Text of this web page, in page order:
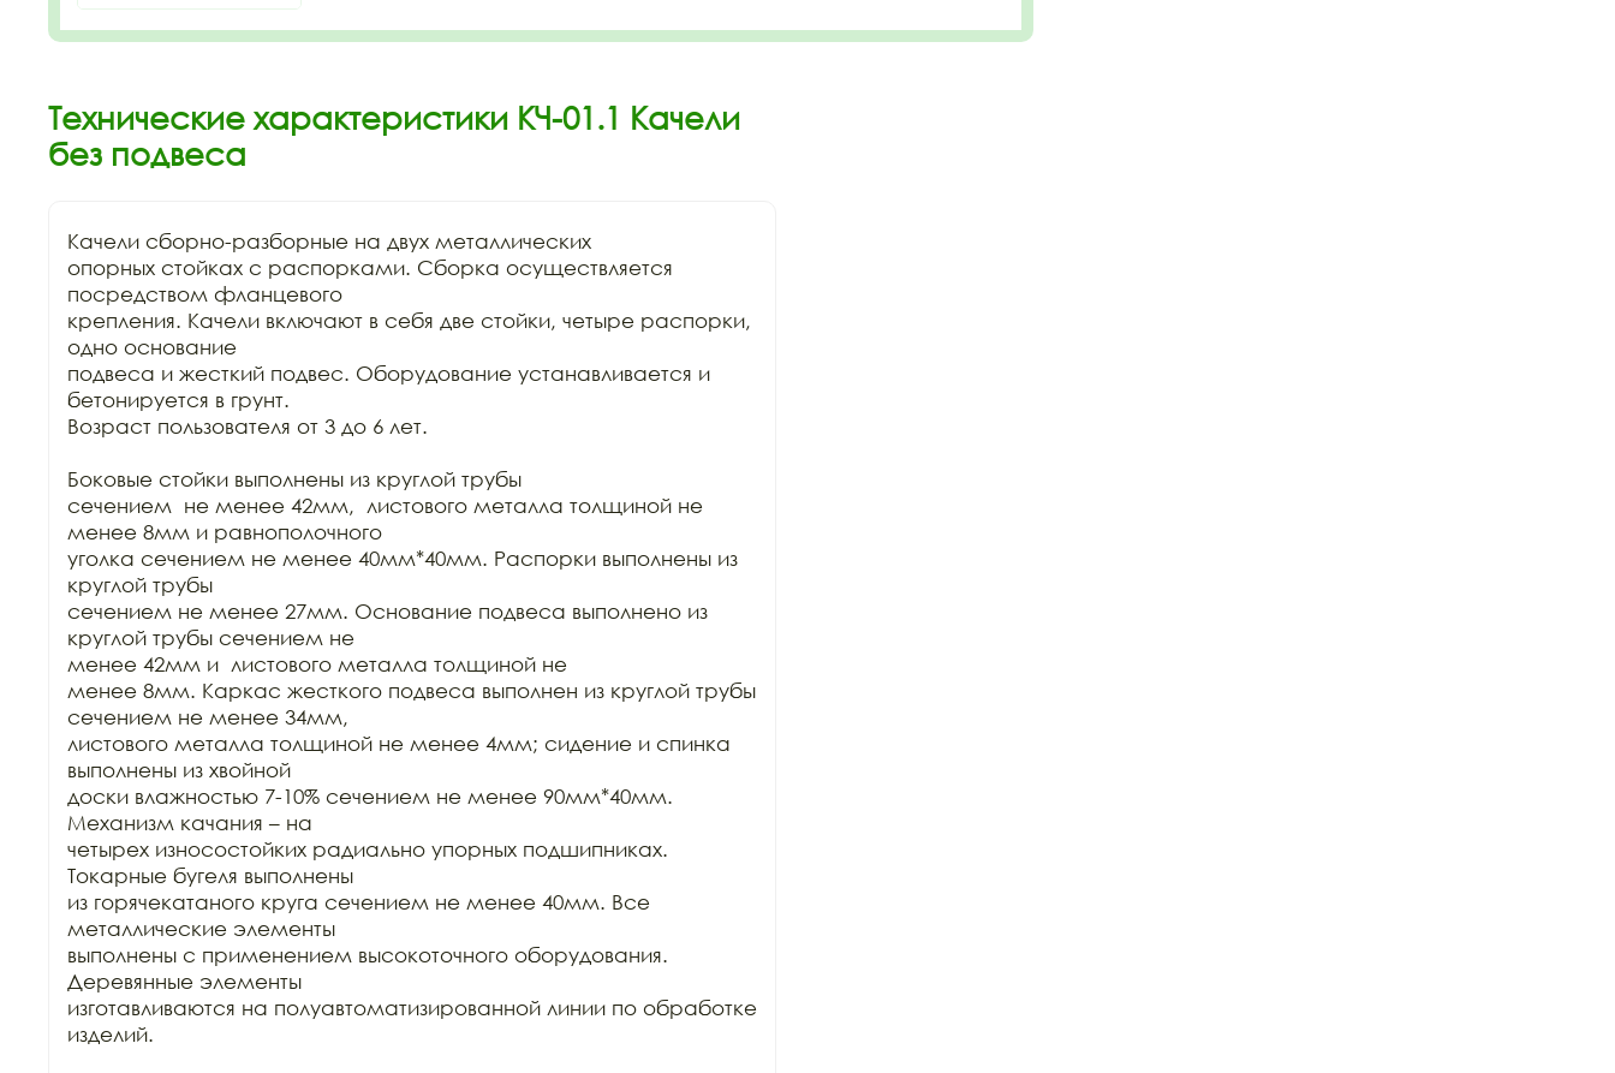
Технические характеристики КЧ-01.1 Качели
без подвеса
Качели сборно-разборные на двух металлических
опорных стойках с распорками. Сборка осуществляется
посредством фланцевого
крепления. Качели включают в себя две стойки, четыре распорки,
одно основание
подвеса и жесткий подвес. Оборудование устанавливается и
бетонируется в грунт.
Возраст пользователя от 3 до 6 лет.
Боковые стойки выполнены из круглой трубы
сечением  не менее 42мм,  листового металла толщиной не
менее 8мм и равнополочного
уголка сечением не менее 40мм*40мм. Распорки выполнены из
круглой трубы
сечением не менее 27мм. Основание подвеса выполнено из
круглой трубы сечением не
менее 42мм и  листового металла толщиной не
менее 8мм. Каркас жесткого подвеса выполнен из круглой трубы
сечением не менее 34мм,
листового металла толщиной не менее 4мм; сидение и спинка
выполнены из хвойной
доски влажностью 7-10% сечением не менее 90мм*40мм.
Механизм качания – на
четырех износостойких радиально упорных подшипниках.
Токарные бугеля выполнены
из горячекатаного круга сечением не менее 40мм. Все
металлические элементы
выполнены с применением высокоточного оборудования.
Деревянные элементы
изготавливаются на полуавтоматизированной линии по обработке
изделий.